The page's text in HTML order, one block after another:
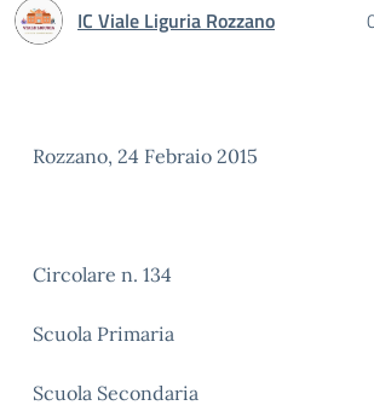
IC Viale Liguria Rozzano
Rozzano, 24 Febraio 2015
Circolare n. 134
Scuola Primaria
Scuola Secondaria